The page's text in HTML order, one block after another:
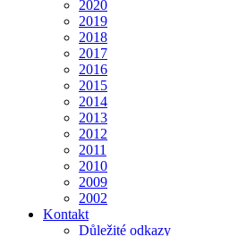
2020
2019
2018
2017
2016
2015
2014
2013
2012
2011
2010
2009
2002
Kontakt
Důležité odkazy